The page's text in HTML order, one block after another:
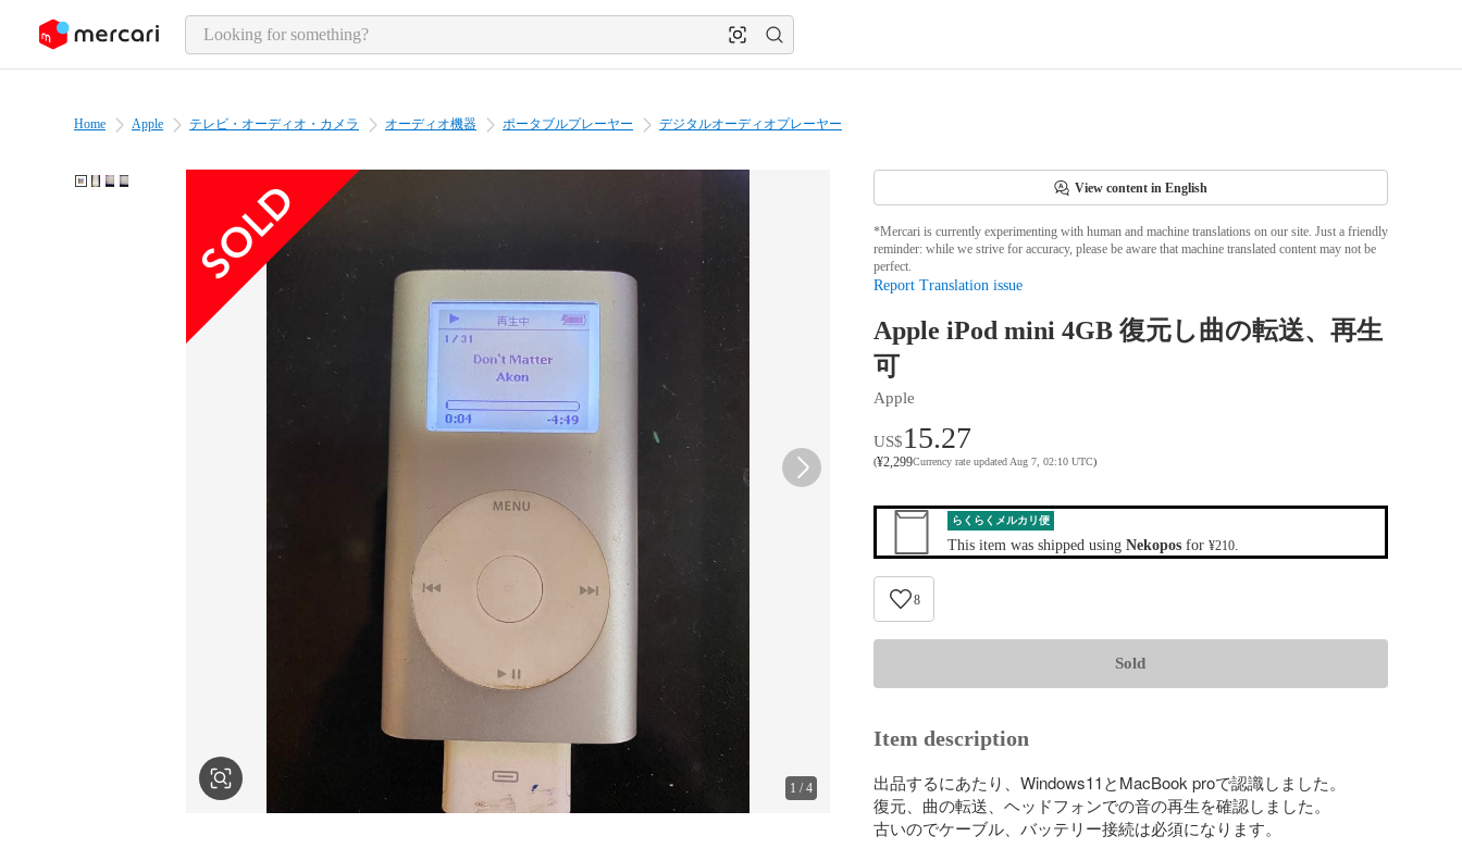
page content
Home Apple テレビ・オーディオ・カメラ オーディオ機器 ポータブルプレーヤー デジタルオーディオプレーヤー
1 /4
View content in English
*Mercari is currently experimenting with human and machine translations on our site. Just a friendly
reminder: while we strive for accuracy, please be aware that machine translated content may not be
perfect.
Report Translation issue
Apple iPod mini 4GB 復元し曲の転送、再生
可
Apple
US$15.27
(¥2,299Currency rate updated Aug 7, 02:10 UTC)
らくらくメルカリ便
This item was shipped using Nekoposfor ¥210.
8
Sold
Item description
出品するにあたり、Windows11とMacBook proで認識しました。
復元、曲の転送、ヘッドフォンでの音の再生を確認しました。
古いのでケーブル、バッテリー接続は必須になります。